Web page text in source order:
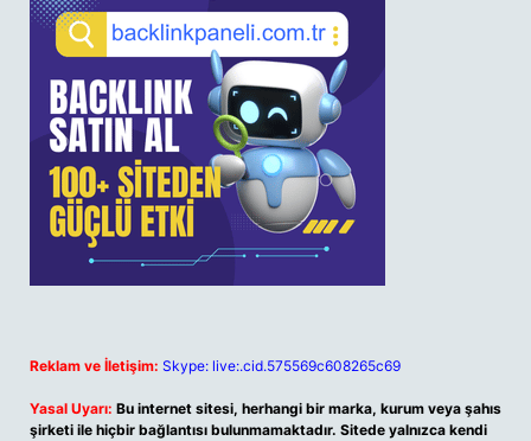
Reklam ve İletişim: Skype: live:.cid.575569c608265c69
Yasal Uyarı: Bu internet sitesi, herhangi bir marka, kurum veya şahıs
şirketi ile hiçbir bağlantısı bulunmamaktadır. Sitede yalnızca kendi